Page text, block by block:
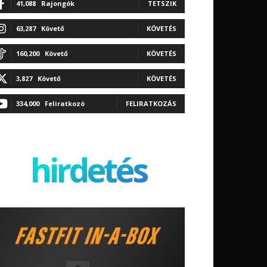
41,088 Rajongók TETSZIK
63,287 Követő KÖVETÉS
160,200 Követő KÖVETÉS
3,827 Követő KÖVETÉS
334,000 Feliratkozó FELIRATKOZÁS
hirdetés